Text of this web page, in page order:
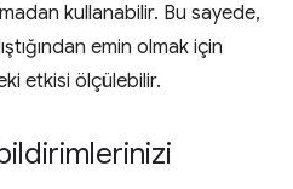
kullanabilir. Bu sayede,
emin olmak için
etkisi ölçülebilir.